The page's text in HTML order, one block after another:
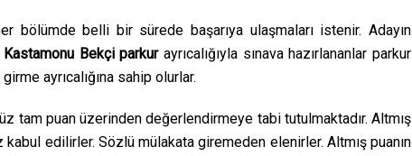
bölümde belli bir sürede başarıya ulaşmaları istenir. Adayın
Kastamonu Bekçi parkurayrıcalığıyla sınava hazırlananlar parkur
ayrıcalığına sahip olurlar.
tam puan üzerinden değerlendirmeye tabi tutulmaktadır. Altmış
kabul edilirler. Sözlü mülakata giremeden elenirler. Altmış puanın